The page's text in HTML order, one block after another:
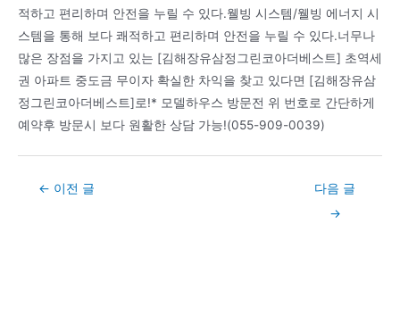
적하고 편리하며 안전을 누릴 수 있다.웰빙 시스템/웰빙 에너지 시
스템을 통해 보다 쾌적하고 편리하며 안전을 누릴 수 있다.너무나
많은 장점을 가지고 있는 [김해장유삼정그린코아더베스트] 초역세
권 아파트 중도금 무이자 확실한 차익을 찾고 있다면 [김해장유삼
정그린코아더베스트]로!* 모델하우스 방문전 위 번호로 간단하게
예약후 방문시 보다 원활한 상담 가능!(055-909-0039)
Post← 이전 글
다음 글
→